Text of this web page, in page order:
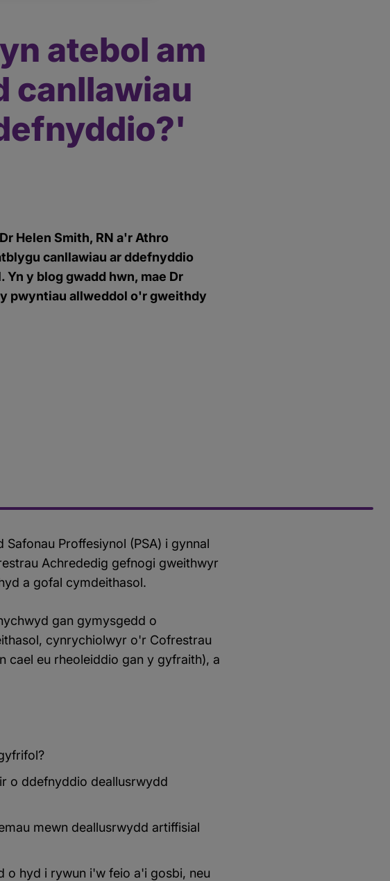
atebol am
canllawiau
Helen Smith, RN a'r Athro
canllawiau ar ddefnyddio
y blog gwadd hwn, mae Dr
pwyntiau allweddol o'r gweithdy
Proffesiynol (PSA) i gynnal
Achrededig gefnogi gweithwyr
a gofal cymdeithasol.
gan gymysgedd o
cynrychiolwyr o'r Cofrestrau
eu rheoleiddio gan y gyfraith), a
o ddefnyddio deallusrwydd
mewn deallusrwydd artiffisial
o hyd i rywun i'w feio a'i gosbi, neu